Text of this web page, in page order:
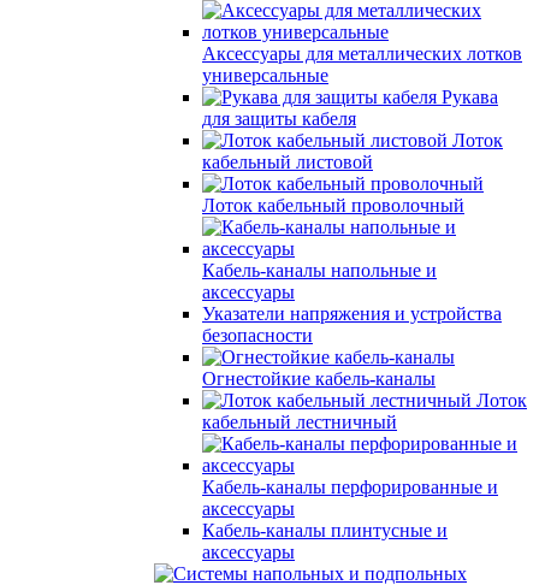
Аксессуары для металлических лотков
универсальные
Рукава
для защиты кабеля
Лоток
кабельный листовой
Лоток кабельный проволочный
Кабель-каналы напольные и
аксессуары
Указатели напряжения и устройства
безопасности
Огнестойкие кабель-каналы
Лоток
кабельный лестничный
Кабель-каналы перфорированные и
аксессуары
Кабель-каналы плинтусные и
аксессуары